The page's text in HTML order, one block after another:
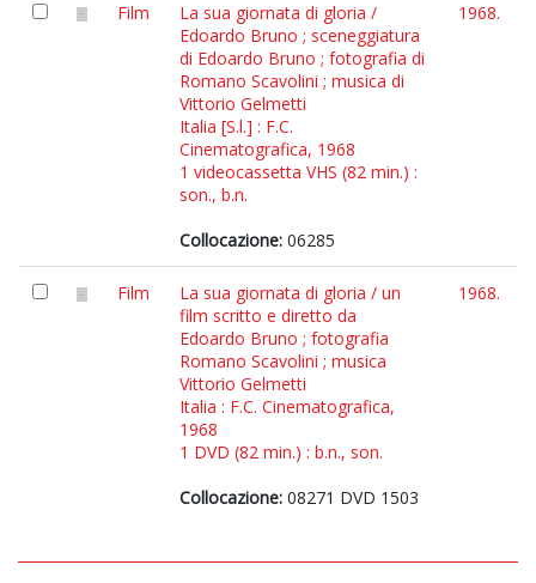
Film
La sua giornata di gloria /
Edoardo Bruno ; sceneggiatura
di Edoardo Bruno ; fotografia di
Romano Scavolini ; musica di
Vittorio Gelmetti
Italia [S.l.] : F.C.
Cinematografica, 1968
1 videocassetta VHS (82 min.) :
son., b.n.
Collocazione: 06285
1968.
Film
La sua giornata di gloria / un
film scritto e diretto da
Edoardo Bruno ; fotografia
Romano Scavolini ; musica
Vittorio Gelmetti
Italia : F.C. Cinematografica,
1968
1 DVD (82 min.) : b.n., son.
Collocazione: 08271 DVD 1503
1968.